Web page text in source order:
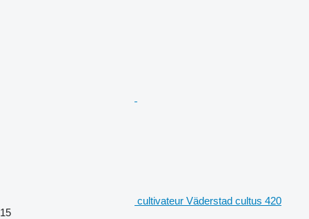
cultivateur Väderstad cultus 420
15